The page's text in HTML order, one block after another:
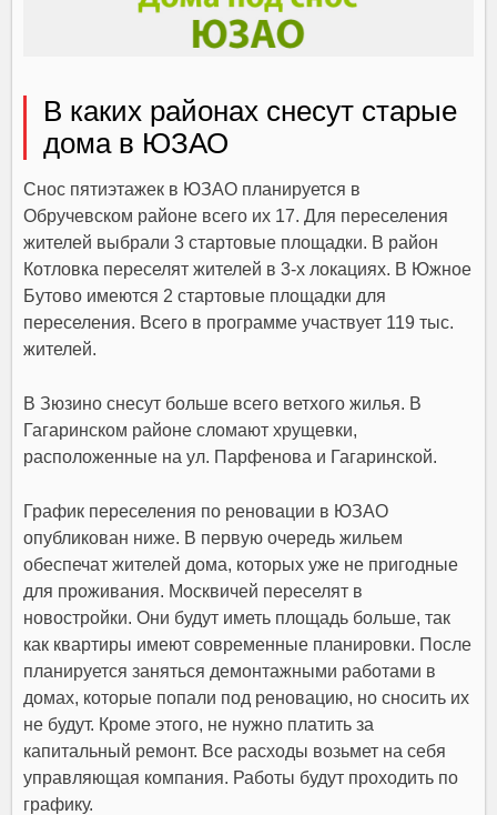
В каких районах снесут старые
дома в ЮЗАО
Снос пятиэтажек в ЮЗАО планируется в
Обручевском районе всего их 17. Для переселения
жителей выбрали 3 стартовые площадки. В район
Котловка переселят жителей в 3-х локациях. В Южное
Бутово имеются 2 стартовые площадки для
переселения. Всего в программе участвует 119 тыс.
жителей.
В Зюзино снесут больше всего ветхого жилья. В
Гагаринском районе сломают хрущевки,
расположенные на ул. Парфенова и Гагаринской.
График переселения по реновации в ЮЗАО
опубликован ниже. В первую очередь жильем
обеспечат жителей дома, которых уже не пригодные
для проживания. Москвичей переселят в
новостройки. Они будут иметь площадь больше, так
как квартиры имеют современные планировки. После
планируется заняться демонтажными работами в
домах, которые попали под реновацию, но сносить их
не будут. Кроме этого, не нужно платить за
капитальный ремонт. Все расходы возьмет на себя
управляющая компания. Работы будут проходить по
графику.